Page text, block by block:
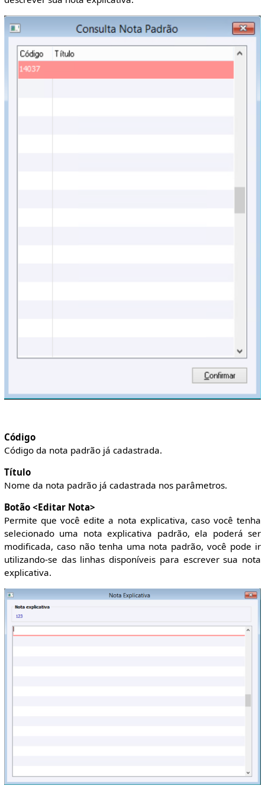
Código
Código da nota padrão já cadastrada.
Título
Nome da nota padrão já cadastrada nos parâmetros.
Botão <Editar Nota>
Permite que você edite a nota explicativa, caso você tenha
selecionado uma nota explicativa padrão, ela poderá ser
modificada, caso não tenha uma nota padrão, você pode ir
utilizando-se das linhas disponíveis para escrever sua nota
explicativa.